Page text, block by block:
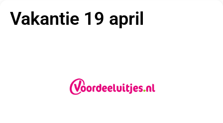
Vakantie 19 april